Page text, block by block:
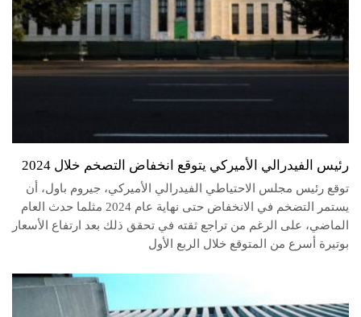
رئيس الفيدرالي الأميركي يتوقع انخفاض التصخم خلال 2024
توقع رئيس مجلس الاحتياطي الفيدرالي الأميركي، جيروم باول، أن
يستمر التضخم في الانخفاض حتى نهاية عام 2024 مثلما حدث العام
الماضي، على الرغم من تراجع ثقته في تحقق ذلك بعد ارتفاع الأسعار
بوتيرة أسرع من المتوقع خلال الربع الأول